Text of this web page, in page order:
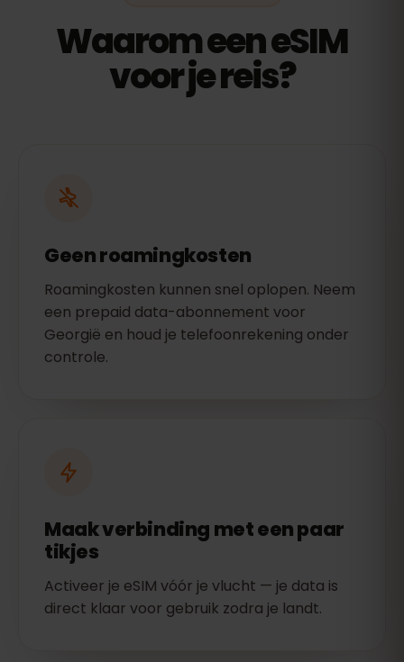
Waarom een eSIM
voor je reis?
Geen roamingkosten
Roamingkosten kunnen snel oplopen. Neem
een prepaid data-abonnement voor
Georgië en houd je telefoonrekening onder
controle.
Maak verbinding met een paar
tikjes
Activeer je eSIM vóór je vlucht — je data is
direct klaar voor gebruik zodra je landt.